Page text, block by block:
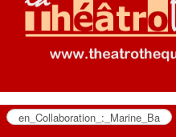
LES TEXTES
LES ANNONCES